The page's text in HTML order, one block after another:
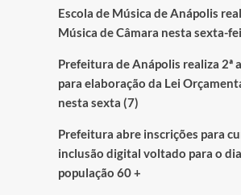
Escola de Música de Anápolis
Música de Câmara nesta sexta-
Prefeitura de Anápolis realiza 2ª
para elaboração da Lei
nesta sexta (7)
Prefeitura abre inscrições para
inclusão digital voltado para o
população 60 +